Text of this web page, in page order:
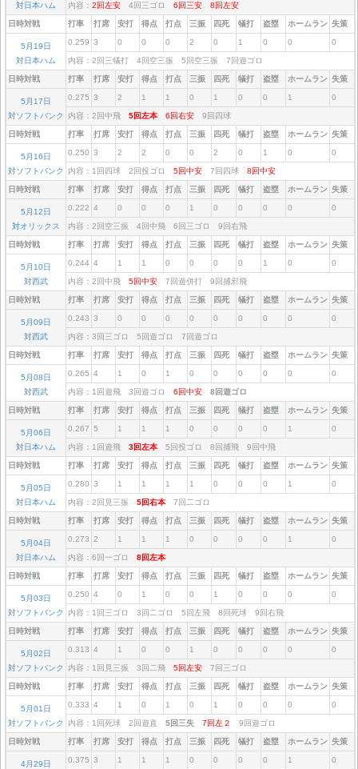
対日本ハム
内容： 2回左安 4回三ゴロ 6回三安 8回左安
日時対戦 打率 打席 安打 得点 打点 三振 四死 犠打 盗塁 ホームラン 失策
5月19日
対日本ハム
0.259 3 0 0 0 2 0 1 0 0 0
内容：2回三犠打 4回空三振 5回空三振 7回遊ゴロ
日時対戦 打率 打席 安打 得点 打点 三振 四死 犠打 盗塁 ホームラン 失策
5月17日
対ソフトバンク
0.275 3 2 1 1 0 1 0 0 1 0
内容：2回中飛 5回左本 6回右安 9回四球
日時対戦 打率 打席 安打 得点 打点 三振 四死 犠打 盗塁 ホームラン 失策
5月16日
対ソフトバンク
0.250 3 2 2 0 0 2 0 1 0 0
内容：1回四球 2回投ゴロ 5回中安 7回四球 8回中安
日時対戦 打率 打席 安打 得点 打点 三振 四死 犠打 盗塁 ホームラン 失策
5月12日
対オリックス
0.222 4 0 0 0 1 0 0 0 0 0
内容：2回空三振 4回中飛 6回三ゴロ 9回右飛
日時対戦 打率 打席 安打 得点 打点 三振 四死 犠打 盗塁 ホームラン 失策
5月10日
対西武
0.244 4 1 1 0 0 0 0 1 0 0
内容：2回中飛 5回中安 7回遊併打 9回捕邪飛
日時対戦 打率 打席 安打 得点 打点 三振 四死 犠打 盗塁 ホームラン 失策
5月09日
対西武
0.243 3 0 0 0 0 0 0 0 0 0
内容：3回三ゴロ 5回遊ゴロ 7回遊ゴロ
日時対戦 打率 打席 安打 得点 打点 三振 四死 犠打 盗塁 ホームラン 失策
5月08日
対西武
0.265 4 1 0 1 0 0 0 0 0 0
内容：1回遊飛 3回遊ゴロ 6回中安 8回遊ゴロ
日時対戦 打率 打席 安打 得点 打点 三振 四死 犠打 盗塁 ホームラン 失策
5月06日
対日本ハム
0.267 5 1 1 1 0 0 0 0 1 0
内容：1回遊飛 3回左本 5回投ゴロ 8回捕飛 9回中飛
日時対戦 打率 打席 安打 得点 打点 三振 四死 犠打 盗塁 ホームラン 失策
5月05日
対日本ハム
0.280 3 1 1 1 1 0 0 0 1 0
内容：2回見三振 5回右本 7回二ゴロ
日時対戦 打率 打席 安打 得点 打点 三振 四死 犠打 盗塁 ホームラン 失策
5月04日
対日本ハム
0.273 2 1 1 1 0 0 0 0 1 0
内容：6回一ゴロ 8回左本
日時対戦 打率 打席 安打 得点 打点 三振 四死 犠打 盗塁 ホームラン 失策
5月03日
対ソフトバンク
0.250 4 0 1 0 0 1 0 0 0 0
内容：1回三ゴロ 3回二ゴロ 5回左飛 8回死球 9回右飛
日時対戦 打率 打席 安打 得点 打点 三振 四死 犠打 盗塁 ホームラン 失策
5月02日
対ソフトバンク
0.313 4 1 0 0 1 0 0 0 0 0
内容：1回見三振 3回二飛 5回左安 7回三ゴロ
日時対戦 打率 打席 安打 得点 打点 三振 四死 犠打 盗塁 ホームラン 失策
5月01日
対ソフトバンク
0.333 4 1 0 1 0 1 0 0 0 0
内容：1回死球 2回遊直 5回三失 7回左２ 9回遊ゴロ
日時対戦 打率 打席 安打 得点 打点 三振 四死 犠打 盗塁 ホームラン 失策
4月29日
0.375 3 1 1 1 0 0 0 0 1 0